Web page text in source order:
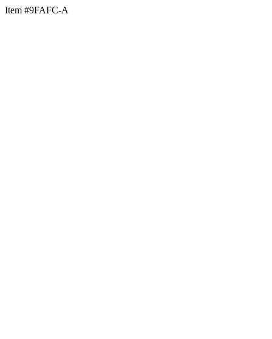
Item #9FAFC-A